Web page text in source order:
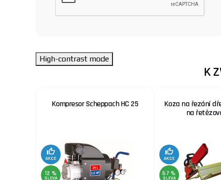
High-contrast mode
K
Kompresor Scheppach HC 25
AKCE
12 %
SLEVA
Koza na řezání
na
AKCE
67 %
SLEVA